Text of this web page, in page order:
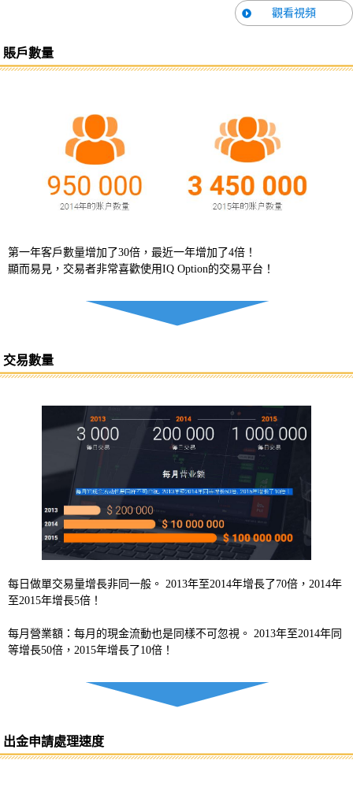
觀看視頻
賬戶數量
第一年客戶數量增加了30倍，最近一年增加了4倍！
顯而易見，交易者非常喜歡使用IQ Option的交易平台！
交易數量
每日做單交易量增長非同一般。 2013年至2014年增長了70倍，2014年
至2015年增長5倍！
每月營業額：每月的現金流動也是同樣不可忽視。 2013年至2014年同
等增長50倍，2015年增長了10倍！
出金申請處理速度